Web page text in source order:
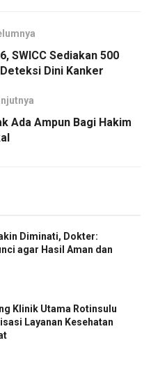
SWICC Sediakan 500
Dini Kanker
Ada Ampun Bagi Hakim
Diminati, Dokter:
agar Hasil Aman dan
Klinik Utama Rotinsulu
Layanan Kesehatan